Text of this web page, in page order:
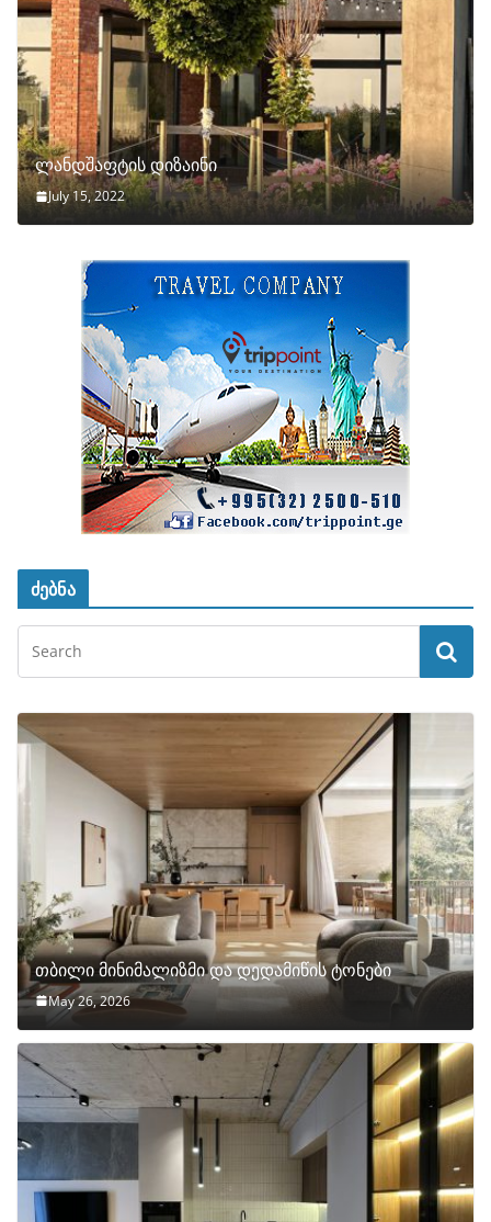
ლანდშაფტის დიზაინი
July 15, 2022
ძებნა
თბილი მინიმალიზმი და დედამიწის ტონები
May 26, 2026